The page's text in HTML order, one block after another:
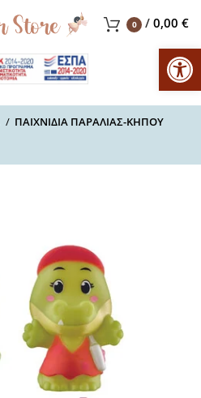
0 / 0,00 €
ΠΑΙΧΝΙΔΙΑ ΠΑΡΑΛΙΑΣ-ΚΗΠΟΥ